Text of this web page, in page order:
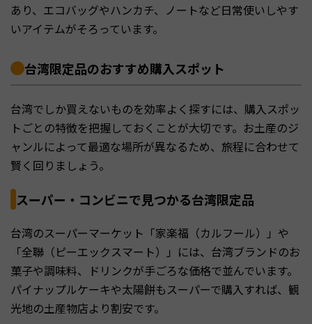
あり、エコバッグやハンカチ、ノートなど日常使いしやす
いアイテムがそろっています。
台湾限定品のおすすめ購入スポット
台湾でしか買えないものを効率よく探すには、購入スポッ
トごとの特徴を把握しておくことが大切です。お土産のジ
ャンルによって最適な場所が異なるため、旅程に合わせて
賢く回りましょう。
スーパー・コンビニで見つかる台湾限定品
台湾のスーパーマーケット「家楽福（カルフール）」や
「全聯（ピーエックスマート）」には、台湾ブランドのお
菓子や調味料、ドリンクが手ごろな価格で並んでいます。
パイナップルケーキや太陽餅もスーパーで購入すれば、観
光地の土産物店より割安です。